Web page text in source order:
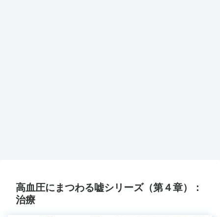
高血圧にまつわる嘘シリーズ（第４章）：
治療